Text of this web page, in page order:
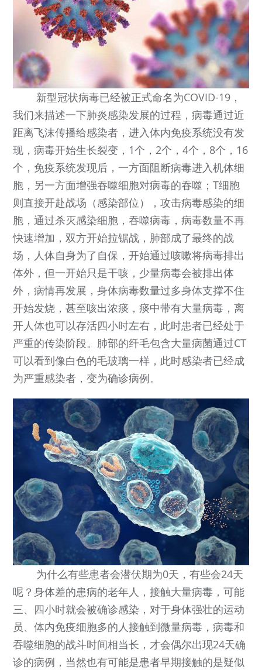
新型冠状病毒已经被正式命名为COVID-19，
我们来描述一下肺炎感染发展的过程，病毒通过近
距离飞沫传播给感染者，进入体内免疫系统没有发
现，病毒开始生长裂变，1个，2个，4个，8个，16
个，免疫系统发现后，一方面阻断病毒进入机体细
胞，另一方面增强吞噬细胞对病毒的吞噬；T细胞
则直接开赴战场（感染部位），攻击病毒感染的细
胞，通过杀灭感染细胞，吞噬病毒，病毒数量不再
快速增加，双方开始拉锯战，肺部成了最终的战
场，人体自身为了自保，开始通过咳嗽将病毒排出
体外，但一开始只是干咳，少量病毒会被排出体
外，病情再发展，身体病毒数量过多身体支撑不住
开始发烧，甚至咳出浓痰，痰中带有大量病毒，离
开人体也可以存活四小时左右，此时患者已经处于
严重的传染阶段。肺部的纤毛包含大量病菌通过CT
可以看到像白色的毛玻璃一样，此时感染者已经成
为严重感染者，变为确诊病例。
为什么有些患者会潜伏期为0天，有些会24天
呢？身体差的患病的老年人，接触大量病毒，可能
三、四小时就会被确诊感染，对于身体强壮的运动
员、体内免疫细胞多的人接触到微量病毒，病毒和
吞噬细胞的战斗时间相当长，才会偶尔出现24天确
诊的病例，当然也有可能是患者早期接触的是疑似